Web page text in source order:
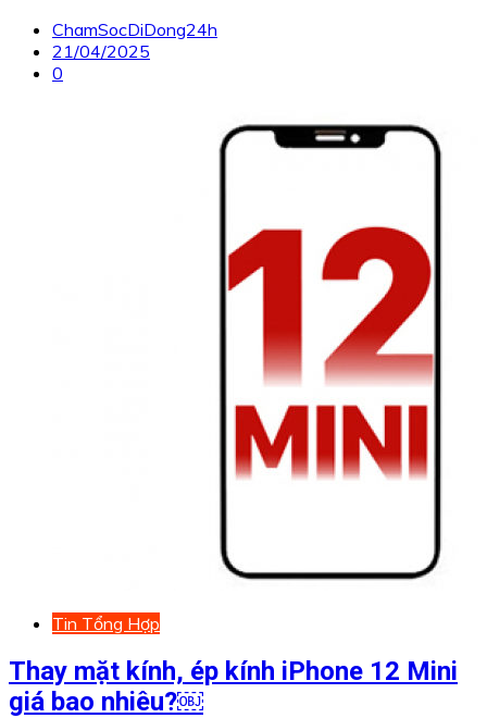
ChamSocDiDong24h
21/04/2025
0
Tin Tổng Hợp
Thay mặt kính, ép kính iPhone 12 Mini
giá bao nhiêu?￼